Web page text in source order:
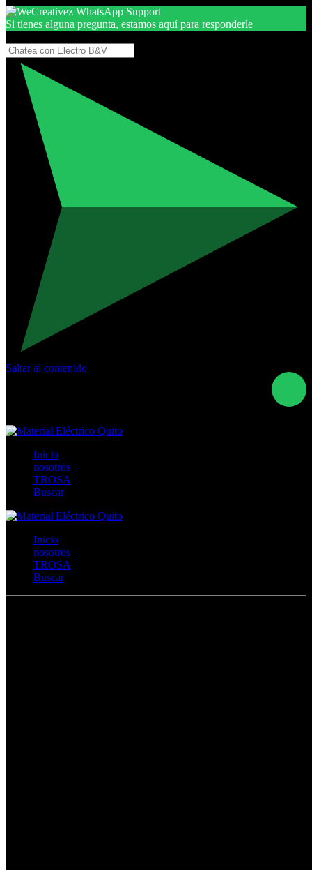
Si tienes alguna pregunta, estamos aquí para responderle
Saltar al contenido
Inicio
nosotros
TROSA
Buscar
Inicio
nosotros
TROSA
Buscar